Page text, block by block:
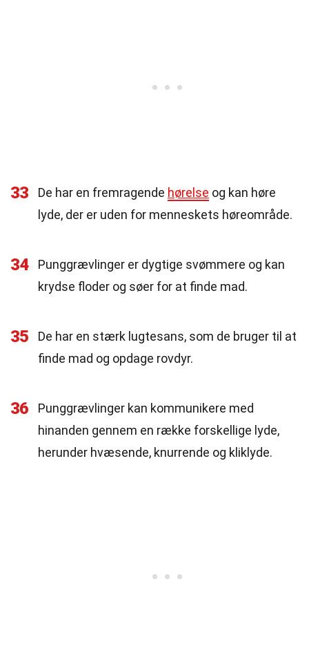
33 De har en fremragende hørelse og kan høre
lyde, der er uden for menneskets høreområde.
34
Punggrævlinger er dygtige svømmere og kan
krydse floder og søer for at finde mad.
35
De har en stærk lugtesans, som de bruger til at
finde mad og opdage rovdyr.
36
Punggrævlinger kan kommunikere med
hinanden gennem en række forskellige lyde,
herunder hvæsende, knurrende og kliklyde.